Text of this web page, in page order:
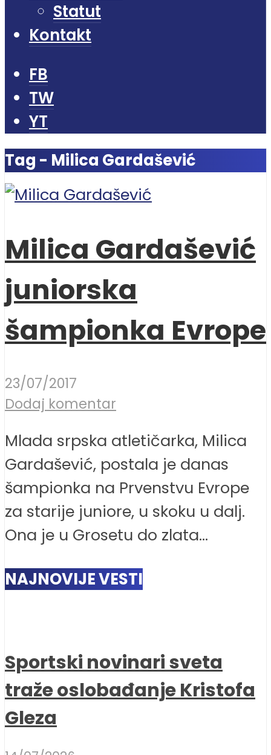
Statut
Kontakt
FB
TW
YT
Tag - Milica Gardašević
Milica Gardašević
juniorska
šampionka Evrope
23/07/2017
Dodaj komentar
Mlada srpska atletičarka, Milica
Gardašević, postala je danas
šampionka na Prvenstvu Evrope
za starije juniore, u skoku u dalj.
Ona je u Grosetu do zlata...
NAJNOVIJE VESTI
Sportski novinari sveta
traže oslobađanje Kristofa
Gleza